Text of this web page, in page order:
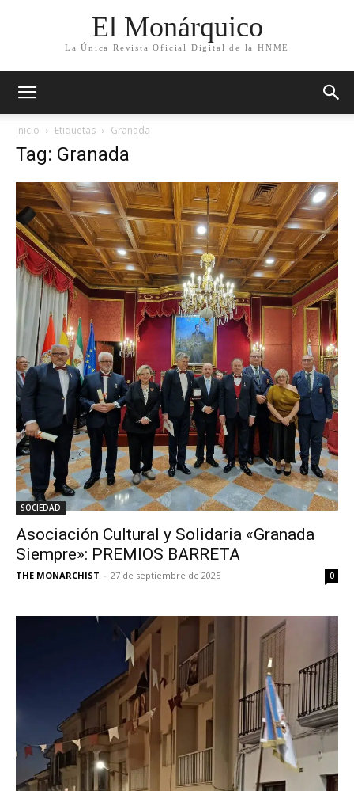
El Monárquico
La Única Revista Oficial Digital de la HNME
Inicio Etiquetas Granada
Tag: Granada
SOCIEDAD
Asociación Cultural y Solidaria «Granada
Siempre»: PREMIOS BARRETA
THE MONARCHIST - 27 de septiembre de 2025 0